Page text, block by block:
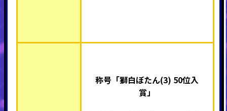
称号「獅白ぼたん(3) 50位入
賞」